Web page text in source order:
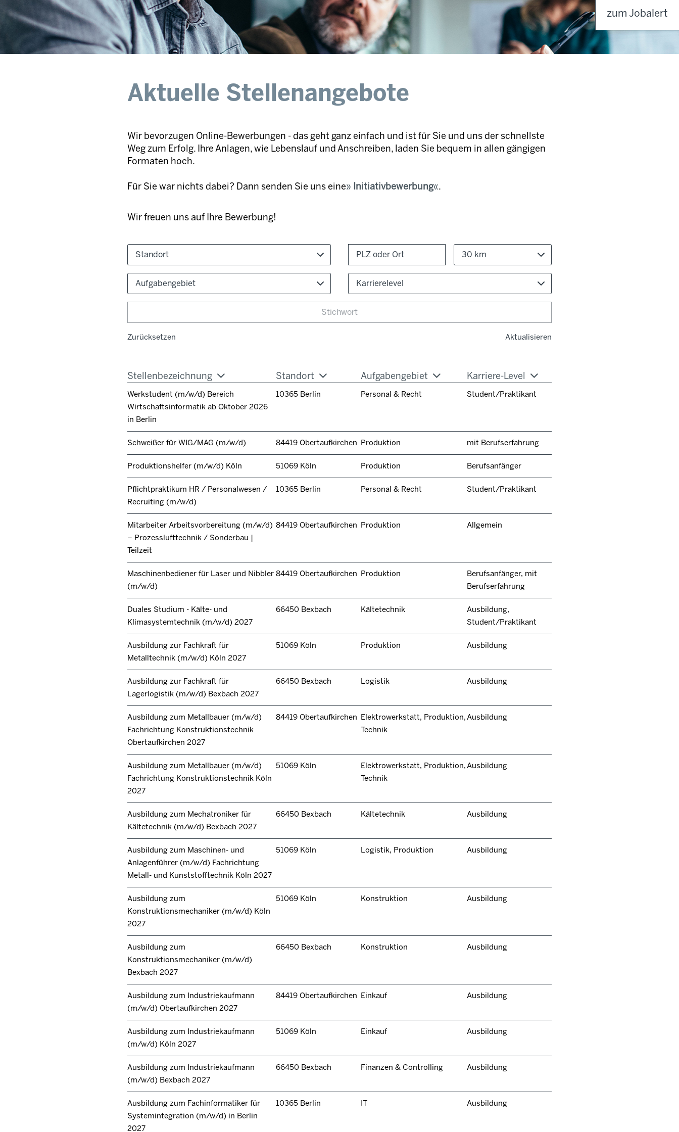
Aktuelle Stellenangebote
Wir bevorzugen Online-Bewerbungen - das geht ganz einfach und ist für Sie und uns der schnellste
Weg zum Erfolg. Ihre Anlagen, wie Lebenslauf und Anschreiben, laden Sie bequem in allen gängigen
Formaten hoch.
Für Sie war nichts dabei? Dann senden Sie uns eine Initiativbewerbung .
Wir freuen uns auf Ihre Bewerbung!
Standort 30 km
Aufgabengebiet Karrierelevel
Zurücksetzen Aktualisieren
Stellenbezeichnung Standort Aufgabengebiet Karriere-Level
Werkstudent (m/w/d) Bereich
Wirtschaftsinformatik ab Oktober 2026
in Berlin
10365 Berlin Personal & Recht Student/Praktikant
Schweißer für WIG/MAG (m/w/d) 84419 Obertaufkirchen Produktion mit Berufserfahrung
Produktionshelfer (m/w/d) Köln 51069 Köln Produktion Berufsanfänger
Pflichtpraktikum HR / Personalwesen /
Recruiting (m/w/d)
10365 Berlin Personal & Recht Student/Praktikant
Mitarbeiter Arbeitsvorbereitung (m/w/d)
– Prozesslufttechnik / Sonderbau |
Teilzeit
84419 Obertaufkirchen Produktion Allgemein
Maschinenbediener für Laser und Nibbler
(m/w/d)
84419 Obertaufkirchen Produktion
Berufsanfänger, mit
Berufserfahrung
Duales Studium - Kälte- und
Klimasystemtechnik (m/w/d) 2027
66450 Bexbach Kältetechnik
Ausbildung,
Student/Praktikant
Ausbildung zur Fachkraft für
Metalltechnik (m/w/d) Köln 2027
51069 Köln Produktion Ausbildung
Ausbildung zur Fachkraft für
Lagerlogistik (m/w/d) Bexbach 2027
66450 Bexbach Logistik Ausbildung
Ausbildung zum Metallbauer (m/w/d)
Fachrichtung Konstruktionstechnik
Obertaufkirchen 2027
84419 Obertaufkirchen Elektrowerkstatt, Produktion,
Technik
Ausbildung
Ausbildung zum Metallbauer (m/w/d)
Fachrichtung Konstruktionstechnik Köln
2027
51069 Köln
Elektrowerkstatt, Produktion,
Technik
Ausbildung
Ausbildung zum Mechatroniker für
Kältetechnik (m/w/d) Bexbach 2027
66450 Bexbach Kältetechnik Ausbildung
Ausbildung zum Maschinen- und
Anlagenführer (m/w/d) Fachrichtung
Metall- und Kunststofftechnik Köln 2027
51069 Köln Logistik, Produktion Ausbildung
Ausbildung zum
Konstruktionsmechaniker (m/w/d) Köln
2027
51069 Köln Konstruktion Ausbildung
Ausbildung zum
Konstruktionsmechaniker (m/w/d)
Bexbach 2027
66450 Bexbach Konstruktion Ausbildung
Ausbildung zum Industriekaufmann
(m/w/d) Obertaufkirchen 2027
84419 Obertaufkirchen Einkauf Ausbildung
Ausbildung zum Industriekaufmann
(m/w/d) Köln 2027
51069 Köln Einkauf Ausbildung
Ausbildung zum Industriekaufmann
(m/w/d) Bexbach 2027
66450 Bexbach Finanzen & Controlling Ausbildung
Ausbildung zum Fachinformatiker für
Systemintegration (m/w/d) in Berlin
2027
10365 Berlin IT Ausbildung
zum Jobalert